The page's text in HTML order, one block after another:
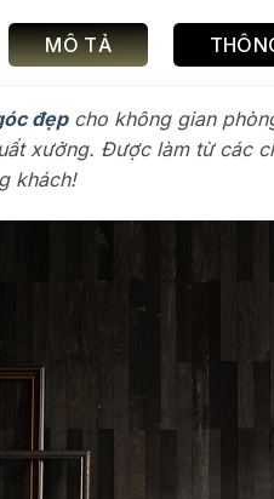
MÔ TẢ
đẹpcho không gian
xưởng. Được làm từ các
khách!